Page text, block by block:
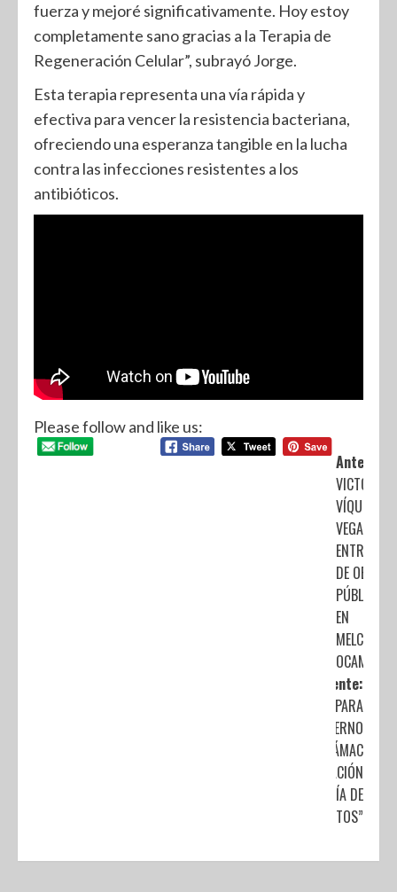
fuerza y mejoré significativamente. Hoy estoy
completamente sano gracias a la Terapia de
Regeneración Celular”, subrayó Jorge.
Esta terapia representa una vía rápida y
efectiva para vencer la resistencia bacteriana,
ofreciendo una esperanza tangible en la lucha
contra las infecciones resistentes a los
antibióticos.
Please follow and like us:
Anterior:
VICTORIA
VÍQUEZ
VEGA
ENTREGA
DE OBRAS
PÚBLICAS
EN
MELCHOR
OCAMPO
Siguiente:
PREPARA
GOBIERNO
DE TECÁMAC
CELEBRACIÓN
DEL “DÍA DE
MUERTOS”